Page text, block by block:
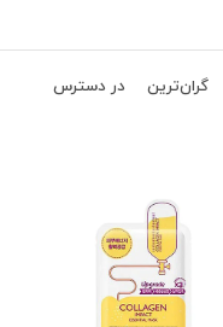
گران‌ترین در دسترس